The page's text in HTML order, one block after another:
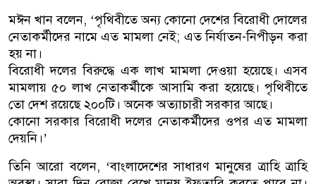
মঈন খান বলেন, ‘পৃথিবীতে অন্য কোনো দেশের বিরোধী দোলের
নেতাকর্মীদের নামে এত মামলা নেই; এত নির্যাতন-নিপীড়ন করা
হয় না।
বিরোধী দলের বিরুদ্ধে এক লাখ মামলা দেওয়া হয়েছে। এসব
মামলায় ৫০ লাখ নেতাকর্মীকে আসামি করা হয়েছে। পৃথিবীতে
তো দেশ রয়েছে ২০০টি। অনেক অত্যাচারী সরকার আছে।
কোনো সরকার বিরোধী দলের নেতাকর্মীদের ওপর এত মামলা
দেয়নি।’
তিনি আরো বলেন, ‘বাংলাদেশের সাধারণ মানুষের ত্রাহি ত্রাহি